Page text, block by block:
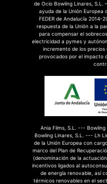
de Ocio Bowling Linares,
ayuda de la Unión Europea
FEDER de Andalucía 2014-
respuesta de la Unión a la
para compensar el
electricidad a pymes y
incremento de los
provocados por el impacto
Ania Films, S.L. ---
Bowling Linares, S.L. --- Lh
de la Unión Europea con
marco del Plan de
(denominación de la
incentivos ligados al
de energía renovable, así
térmicos renovables en el